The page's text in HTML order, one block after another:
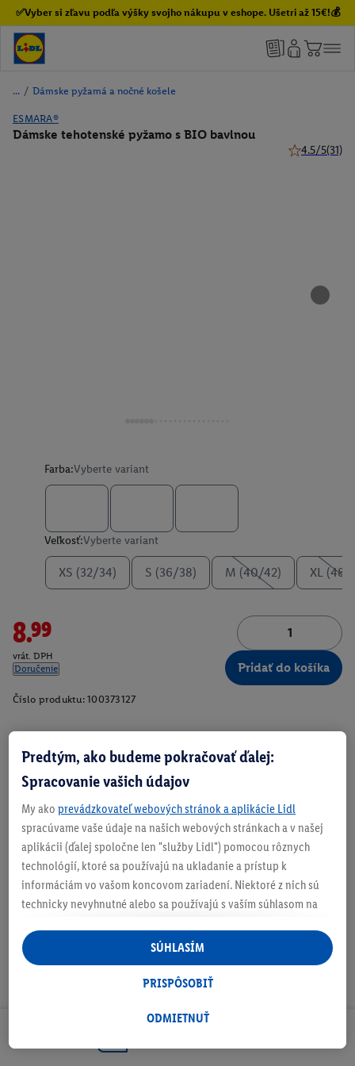
✅Vyber si zľavu podľa výšky svojho nákupu v eshope. Ušetri až 15€!💰
/ Dámske pyžamá a nočné košele
ESMARA®
Dámske tehotenské pyžamo s BIO bavlnou
4.5/5(31)
Farba:Vyberte variant
Veľkosť:Vyberte variant
XS (32/34) S (36/38) M (40/42) XL (48/
8.99
vrát. DPH
Doručenie
Pridať do košíka
Číslo produktu: 100373127
Zistite svoju veľkosť
O produkte
Predtým, ako budeme pokračovať ďalej:
Spracovanie vašich údajov
My ako prevádzkovateľ webových stránok a aplikácie Lidl
spracúvame vaše údaje na našich webových stránkach a v našej
aplikácii (ďalej spoločne len "služby Lidl") pomocou rôznych
technológií, ktoré sa používajú na ukladanie a prístup k
informáciám vo vašom koncovom zariadení. Niektoré z nich sú
technicky nevyhnutné alebo sa používajú s vaším súhlasom na
personalizovanú reklamu v rámci služieb Lidl aj mimo nich. Ak
ste účastníkom programu Lidl Plus, na tieto účely sa spracúvajú
aj údaje z vášho nákupného správania v obchode.
následne si vytvoríte účet Lidl Plus alebo sa prihlásite do svojho
tiež vytvoriť špeciálny online identifikátor z e-mailovej adresy,
ODMIETNUŤ
PRISPÔSOBIŤ
SÚHLASÍM